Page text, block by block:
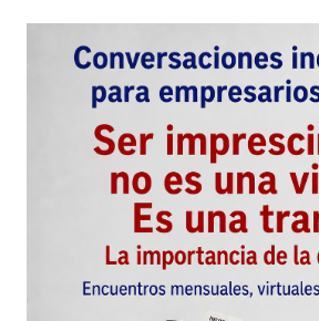
Your Name*
Your E-mail*
Guarda mi nombre, correo
este navegador para la
comente.